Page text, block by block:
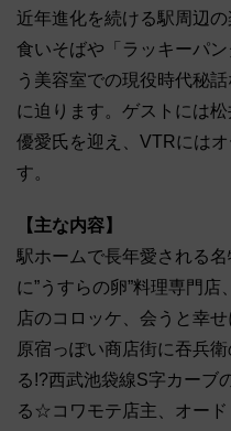
近年進化を続ける駅周辺
食いそばや「ラッキーパ
う美容室での現役時代秘
に迫ります。ゲストには
優愛氏を迎え、VTRには
す。
【主な内容】
駅ホームで長年愛される
に”うすらの卵”料理専門
店のコロッケ、会うと幸せ
原宿っぽい商店街に吞兵
る!?西武池袋線S字カーブ
る☆コワモテ店主、オー